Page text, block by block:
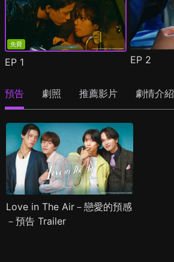
免費
EP 1 EP 2
預告 劇照 推薦影片 劇情介紹
Love in The Air－戀愛的預感
－預告 Trailer